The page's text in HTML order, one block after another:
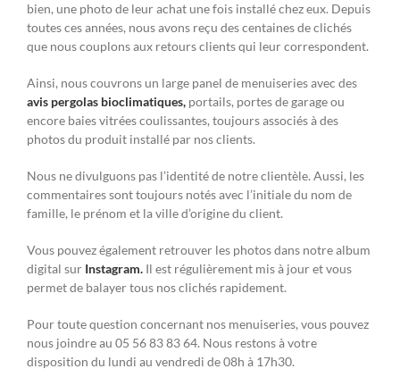
bien, une photo de leur achat une fois installé chez eux. Depuis
toutes ces années, nous avons reçu des centaines de clichés
que nous couplons aux retours clients qui leur correspondent.
Ainsi, nous couvrons un large panel de menuiseries avec des
avis pergolas bioclimatiques, portails, portes de garage ou
encore baies vitrées coulissantes, toujours associés à des
photos du produit installé par nos clients.
Nous ne divulguons pas l’identité de notre clientèle. Aussi, les
commentaires sont toujours notés avec l’initiale du nom de
famille, le prénom et la ville d’origine du client.
Vous pouvez également retrouver les photos dans notre album
digital sur Instagram. Il est régulièrement mis à jour et vous
permet de balayer tous nos clichés rapidement.
Pour toute question concernant nos menuiseries, vous pouvez
nous joindre au 05 56 83 83 64. Nous restons à votre
disposition du lundi au vendredi de 08h à 17h30.